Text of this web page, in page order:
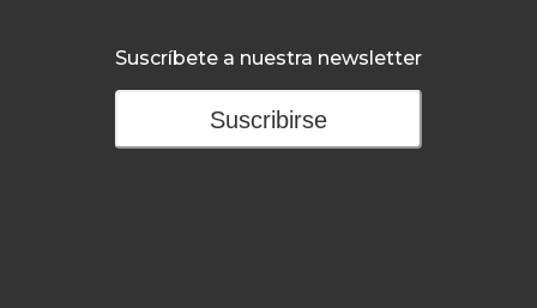
Suscríbete a nuestra newsletter
Suscribirse